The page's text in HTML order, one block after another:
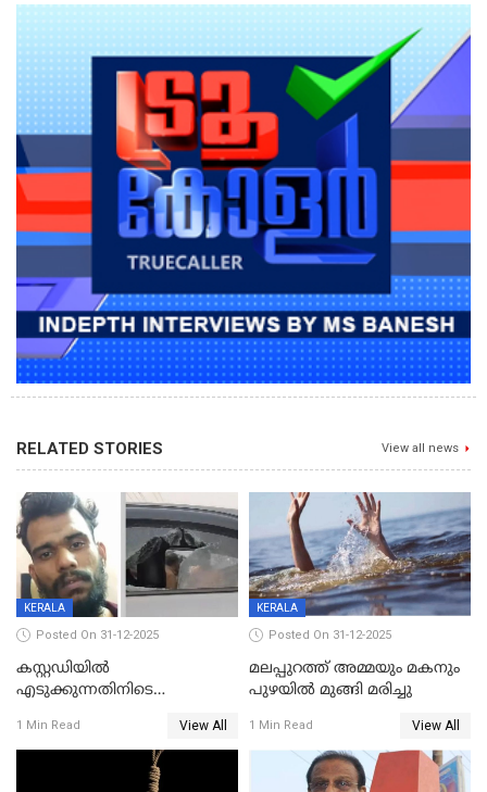
RELATED STORIES View all news
KERALA
Posted On 31-12-2025
കസ്റ്റഡിയിൽ
എടുക്കുന്നതിനിടെ
വധശ്രമക്കേസ് പ്രതി പിടിയിൽ
1 Min Read View All
KERALA
Posted On 31-12-2025
മലപ്പുറത്ത് അമ്മയും മകനും
പുഴയിൽ മുങ്ങി മരിച്ചു
1 Min Read View All